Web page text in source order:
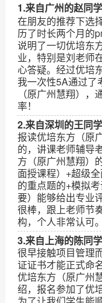
1.来自广州的赵同学
在朋友的推荐下选
历了时长两个月的
说明了一切优培东
业，特别是刘老师
心答疑。经过优培
我一次性5A通过了
（原广州慧翔）
率！
2.来自深圳的王同学
报读优培东方（原
的，讲课老师辅导
方（原广州慧翔）
面授课程）+超级
的重点题的+模拟
要）能够给出专业
很棒，跟上老师节
构，个人非常认可。
3.来自上海的陈同学
很早接触项目管理
证证书才能正式命
优培东方（原广州
绍，报名参加了优